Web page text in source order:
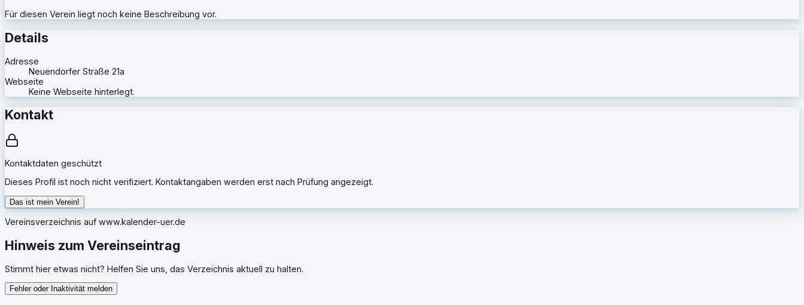
Für diesen Verein liegt noch keine Beschreibung vor.
Details
Adresse
Neuendorfer Straße 21a
Webseite
Keine Webseite hinterlegt.
Kontakt
Kontaktdaten geschützt
Dieses Profil ist noch nicht verifiziert. Kontaktangaben werden erst nach Prüfung angezeigt.
Das ist mein Verein!
Vereinsverzeichnis auf www.kalender-uer.de
Hinweis zum Vereinseintrag
Stimmt hier etwas nicht? Helfen Sie uns, das Verzeichnis aktuell zu halten.
Fehler oder Inaktivität melden